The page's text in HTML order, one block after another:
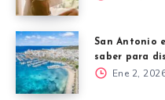
San Antonio
saber para
Ene 2,